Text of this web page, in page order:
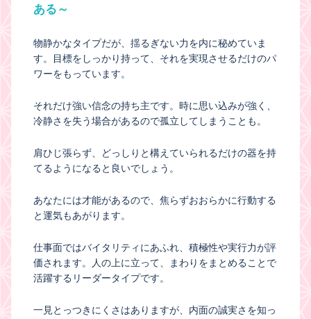
ある～
物静かなタイプだが、揺るぎない力を内に秘めていま
す。目標をしっかり持って、それを実現させるだけのパ
ワーをもっています。
それだけ強い信念の持ち主です。時に思い込みが強く、
冷静さを失う場合があるので孤立してしまうことも。
肩ひじ張らず、どっしりと構えていられるだけの器を持
てるようになると良いでしょう。
あなたには才能があるので、焦らずおおらかに行動する
と運気もあがります。
仕事面ではバイタリティにあふれ、積極性や実行力が評
価されます。人の上に立って、まわりをまとめることで
活躍するリーダータイプです。
一見とっつきにくさはありますが、内面の誠実さを知っ